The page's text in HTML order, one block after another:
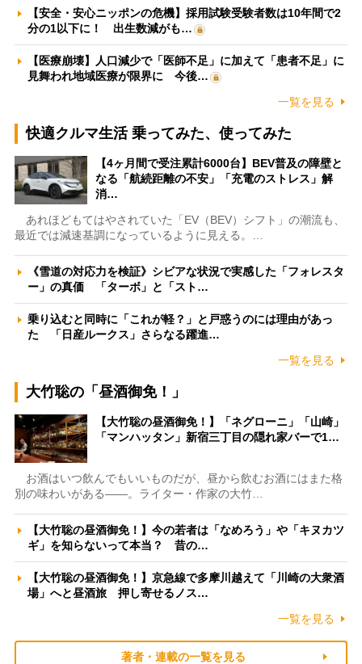
【安全・安心ニッポンの危機】採用試験受験者数は10年間で2
分の1以下に！ 出生数減がも…
【医療崩壊】人口減少で「医師不足」に加えて「患者不足」に
見舞われ地域医療が限界に 今後…
一覧を見る
快適クルマ生活 乗ってみた、使ってみた
【4ヶ月間で受注累計6000台】BEV普及の障壁と
なる「航続距離の不安」「充電のストレス」解
消…
あれほどもてはやされていた「EV（BEV）シフト」の潮流も、
最近では減速基調になっているように見える。…
《雪道の対応力を検証》シビアな状況で実感した「フォレスタ
ー」の真価 「ターボ」と「スト…
乗り込むと同時に「これが軽？」と戸惑うのには理由があっ
た 「日産ルークス」さらなる躍進…
一覧を見る
大竹聡の「昼酒御免！」
【大竹聡の昼酒御免！】「ネグローニ」「山崎」
「マンハッタン」新宿三丁目の隠れ家バーで1…
お酒はいつ飲んでもいいものだが、昼から飲むお酒にはまた格
別の味わいがある――。ライター・作家の大竹…
【大竹聡の昼酒御免！】今の若者は「なめろう」や「キヌカツ
ギ」を知らないって本当？ 昔の…
【大竹聡の昼酒御免！】京急線で多摩川越えて「川崎の大衆酒
場」へと昼酒旅 押し寄せるノス…
一覧を見る
著者・連載の一覧を見る